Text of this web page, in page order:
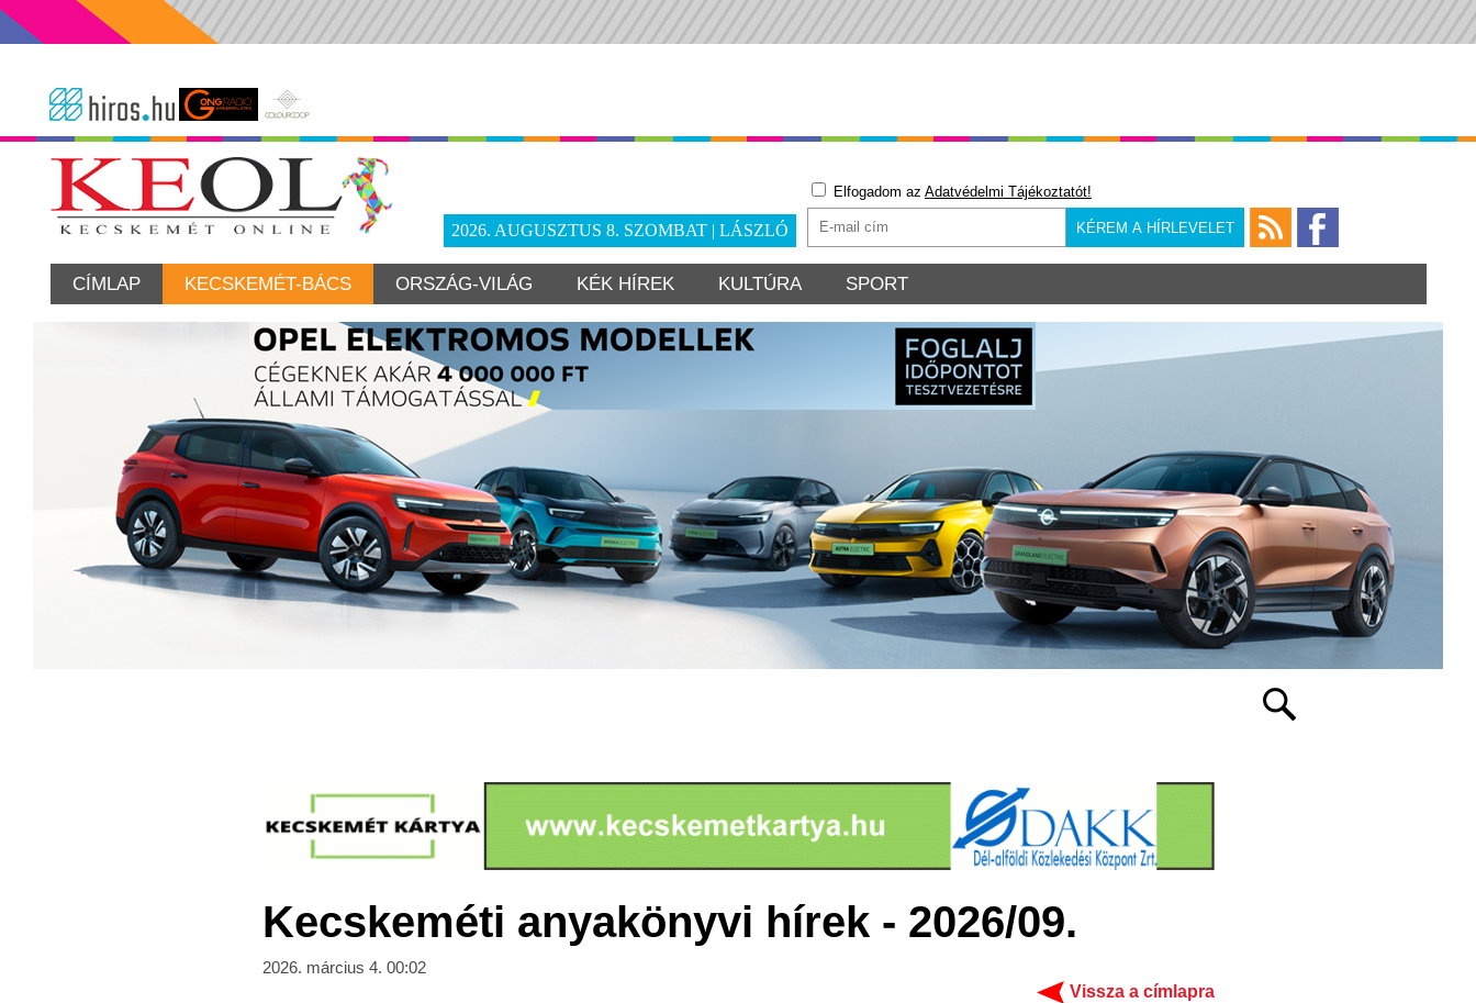
2026. AUGUSZTUS 8. SZOMBAT | LÁSZLÓ
Elfogadom az Adatvédelmi Tájékoztatót!
CÍMLAP KECSKEMÉT-BÁCS ORSZÁG-VILÁG KÉK HÍREK KULTÚRA SPORT
Kecskeméti anyakönyvi hírek - 2026/09.
2026. március 4. 00:02
Vissza a címlapra